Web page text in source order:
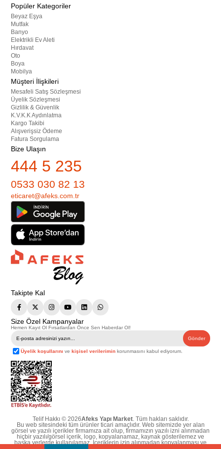
Popüler Kategoriler
Beyaz Eşya
Mutfak
Banyo
Elektrikli Ev Aleti
Hırdavat
Oto
Boya
Mobilya
Müşteri İlişkileri
Mesafeli Satış Sözleşmesi
Üyelik Sözleşmesi
Gizlilik & Güvenlik
K.V.K.K Aydınlatma
Kargo Takibi
Alışverişsiz Ödeme
Fatura Sorgulama
Bize Ulaşın
444 5 235
0533 030 82 13
eticaret@afeks.com.tr
Takipte Kal
Size Özel Kampanyalar
Hemen Kayıt Ol Fırsatlardan Önce Sen Haberdar Ol!
Gönder
Üyelik koşullarını vekişisel verilerimin korunmasını kabul ediyorum.
Telif Hakkı © 2026Afeks Yapı Market. Tüm hakları saklıdır.
Bu web sitesindeki tüm ürünler ticari amaçlıdır. Web sitemizde yer alan
görsel ve yazılı içerikler firmamıza ait olup, firmamızın yazılı izni alınmadan
hiçbir yazılı/görsel içerik, logo, kopyalanamaz, kaynak gösterilemez ve
başka yerlerde kullanılamaz. İçeriklerin izin alınmadan kopyalanması ve